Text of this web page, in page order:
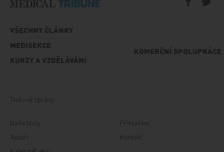
VŠECHNY ČLÁNKY
MEDISEKCE
KURZY A VZDĚLÁVÁNÍ
KOMERČNÍ SPOLUPRÁCE
Tiskové zprávy
Naše tituly
Autoři
Přihlášení
Kontakt